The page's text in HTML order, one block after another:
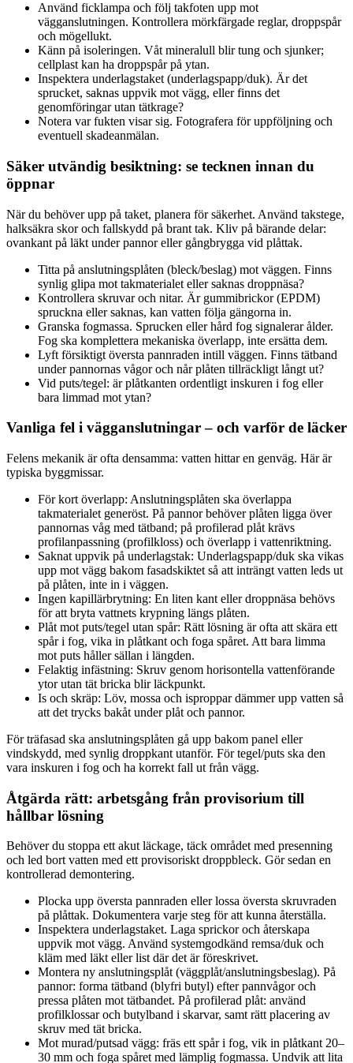
Använd ficklampa och följ takfoten upp mot
vägganslutningen. Kontrollera mörkfärgade reglar, droppspår
och mögellukt.
Känn på isoleringen. Våt mineralull blir tung och sjunker;
cellplast kan ha droppspår på ytan.
Inspektera underlagstaket (underlagspapp/duk). Är det
sprucket, saknas uppvik mot vägg, eller finns det
genomföringar utan tätkrage?
Notera var fukten visar sig. Fotografera för uppföljning och
eventuell skadeanmälan.
Säker utvändig besiktning: se tecknen innan du
öppnar
När du behöver upp på taket, planera för säkerhet. Använd takstege,
halksäkra skor och fallskydd på brant tak. Kliv på bärande delar:
ovankant på läkt under pannor eller gångbrygga vid plåttak.
Titta på anslutningsplåten (bleck/beslag) mot väggen. Finns
synlig glipa mot takmaterialet eller saknas droppnäsa?
Kontrollera skruvar och nitar. Är gummibrickor (EPDM)
spruckna eller saknas, kan vatten följa gängorna in.
Granska fogmassa. Sprucken eller hård fog signalerar ålder.
Fog ska komplettera mekaniska överlapp, inte ersätta dem.
Lyft försiktigt översta pannraden intill väggen. Finns tätband
under pannornas vågor och når plåten tillräckligt långt ut?
Vid puts/tegel: är plåtkanten ordentligt inskuren i fog eller
bara limmad mot ytan?
Vanliga fel i vägganslutningar – och varför de läcker
Felens mekanik är ofta densamma: vatten hittar en genväg. Här är
typiska byggmissar.
För kort överlapp: Anslutningsplåten ska överlappa
takmaterialet generöst. På pannor behöver plåten ligga över
pannornas våg med tätband; på profilerad plåt krävs
profilanpassning (profilkloss) och överlapp i vattenriktning.
Saknat uppvik på underlagstak: Underlagspapp/duk ska vikas
upp mot vägg bakom fasadskiktet så att inträngt vatten leds ut
på plåten, inte in i väggen.
Ingen kapillärbrytning: En liten kant eller droppnäsa behövs
för att bryta vattnets krypning längs plåten.
Plåt mot puts/tegel utan spår: Rätt lösning är ofta att skära ett
spår i fog, vika in plåtkant och foga spåret. Att bara limma
mot puts håller sällan i längden.
Felaktig infästning: Skruv genom horisontella vattenförande
ytor utan tät bricka blir läckpunkt.
Is och skräp: Löv, mossa och isproppar dämmer upp vatten så
att det trycks bakåt under plåt och pannor.
För träfasad ska anslutningsplåten gå upp bakom panel eller
vindskydd, med synlig droppkant utanför. För tegel/puts ska den
vara inskuren i fog och ha korrekt fall ut från vägg.
Åtgärda rätt: arbetsgång från provisorium till
hållbar lösning
Behöver du stoppa ett akut läckage, täck området med presenning
och led bort vatten med ett provisoriskt droppbleck. Gör sedan en
kontrollerad demontering.
Plocka upp översta pannraden eller lossa översta skruvraden
på plåttak. Dokumentera varje steg för att kunna återställa.
Inspektera underlagstaket. Laga sprickor och återskapa
uppvik mot vägg. Använd systemgodkänd remsa/duk och
kläm med läkt eller list där det är föreskrivet.
Montera ny anslutningsplåt (väggplåt/anslutningsbeslag). På
pannor: forma tätband (blyfri butyl) efter pannvågor och
pressa plåten mot tätbandet. På profilerad plåt: använd
profilklossar och butylband i skarvar, samt rätt placering av
skruv med tät bricka.
Mot murad/putsad vägg: fräs ett spår i fog, vik in plåtkant 20–
30 mm och foga spåret med lämplig fogmassa. Undvik att lita